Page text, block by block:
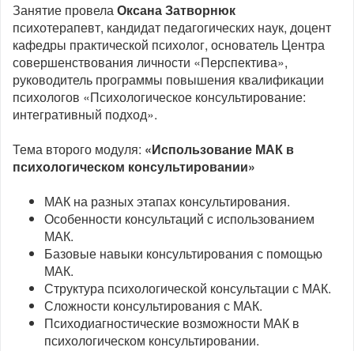
Занятие провелаОксана Затворнюк
психотерапевт, кандидат педагогических наук, доцент
кафедры практической психолог, основатель Центра
совершенствования личности «Перспектива»,
руководитель программы повышения квалификации
психологов «Психологическое консультирование:
интегративный подход».
Тема второго модуля: «Использование МАК в
психологическом консультировании»
МАК на разных этапах консультирования.
Особенности консультаций с использованием
МАК.
Базовые навыки консультирования с помощью
МАК.
Структура психологической консультации с МАК.
Сложности консультирования с МАК.
Психодиагностические возможности МАК в
психологическом консультировании.